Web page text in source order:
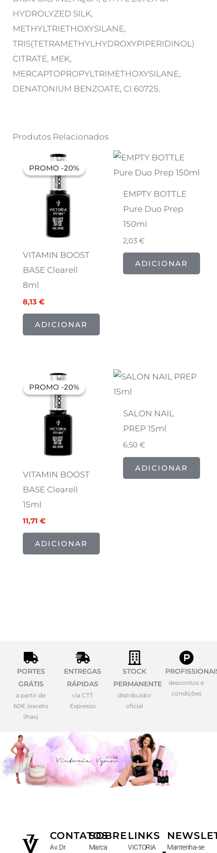
HYDROLYZED SILK,
METHYLTRIETHOXYSILANE,
TRIS(TETRAMETHYLHYDROXYPIPERIDINOL)
CITRATE, MEK,
MERCAPTOPROPYLTRIMETHOXYSILANE,
DENATONIUM BENZOATE, CI 60725.
Produtos Relacionados
PROMO -20%
PROMO -20%
VITAMIN BOOST
BASE Clearell
8ml
preço
original
8,13 €
O
preço
atual
8,13 €.
ADICIONAR
EMPTY BOTTLE
Pure Duo Prep
150ml
2,03€
ADICIONAR
PROMO -20%
PROMO -20%
VITAMIN BOOST
BASE Clearell
15ml
preço
original
11,71 €
O
preço
atual
11,71 €.
ADICIONAR
SALON NAIL
PREP 15ml
6,50€
ADICIONAR
PORTES
GRÁTIS
a partir de
60€ (exceto
ilhas)
ENTREGAS
RÁPIDAS
via CTT
Expresso
STOCK
PERMANENTE
distribuidor
oficial
descontos e
condições
CONTATOS
Av. Dr.
SOBRE
Marca
LINKS
VICTORIA
Mantenha-se